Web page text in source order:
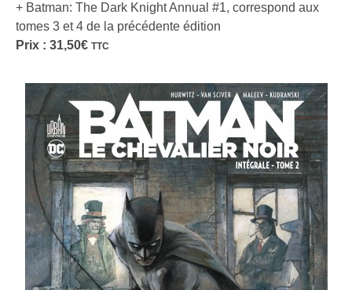
+ Batman: The Dark Knight Annual #1, correspond aux
tomes 3 et 4 de la précédente édition
Prix : 31,50€ TTC